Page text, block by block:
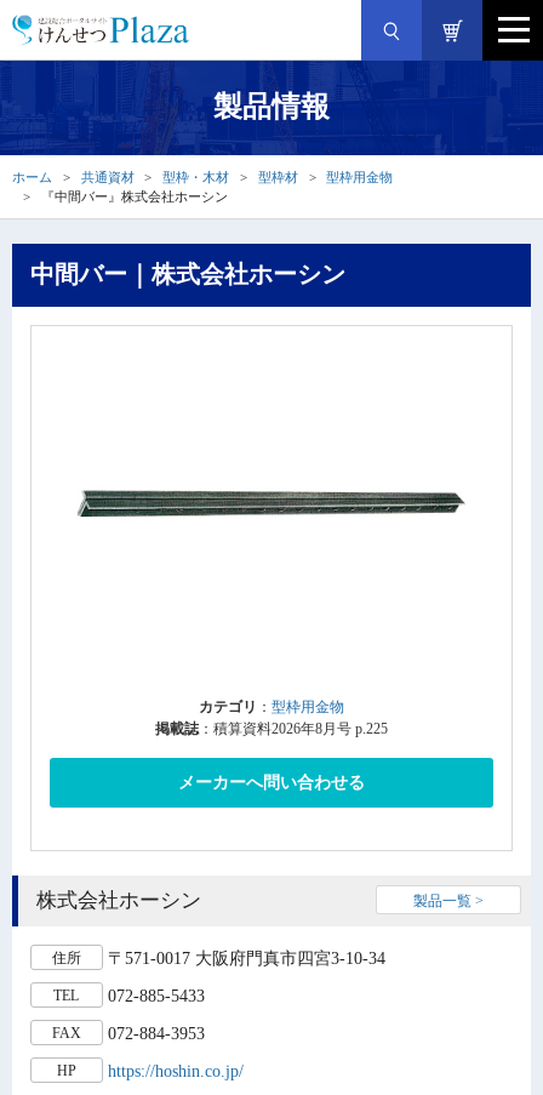
製品情報
ホーム 共通資材 型枠・木材 型枠材
型枠用金物
『中間バー』株式会社ホーシン
中間バー｜株式会社ホーシン
カテゴリ ： 型枠用金物
掲載誌：積算資料2026年8月号 p.225
メーカーへ問い合わせる
株式会社ホーシン 製品一覧 >
住所 〒571-0017 大阪府門真市四宮3-10-34
TEL 072-885-5433
FAX 072-884-3953
HP https://hoshin.co.jp/